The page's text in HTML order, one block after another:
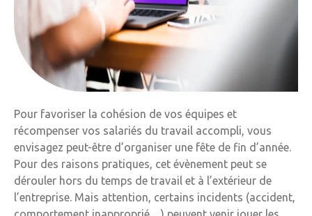
Pour favoriser la cohésion de vos équipes et
récompenser vos salariés du travail accompli, vous
envisagez peut-être d’organiser une fête de fin d’année.
Pour des raisons pratiques, cet évènement peut se
dérouler hors du temps de travail et à l’extérieur de
l’entreprise. Mais attention, certains incidents (accident,